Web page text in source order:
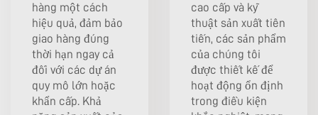
hàng một cách
hiệu quả, đảm bảo
giao hàng đúng
thời hạn ngay cả
đối với các dự án
quy mô lớn hoặc
khẩn cấp. Khả
cao cấp và kỹ
thuật sản xuất tiên
tiến, các sản phẩm
của chúng tôi
được thiết kế để
hoạt động ổn định
trong điều kiện